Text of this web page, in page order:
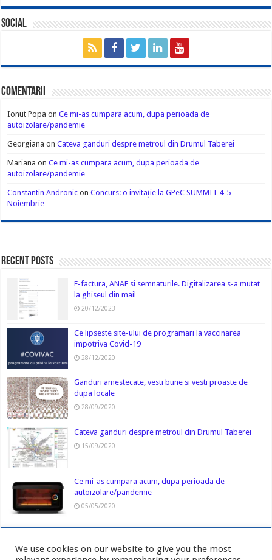
Social
Comentarii
Ionut Popa onCe mi-as cumpara acum, dupa perioada de
autoizolare/pandemie
Georgiana onCateva ganduri despre metroul din Drumul Taberei
Mariana onCe mi-as cumpara acum, dupa perioada de
autoizolare/pandemie
Constantin Andronic onConcurs: o invitație la GPeC SUMMIT 4-5
Noiembrie
Recent Posts
E-factura, ANAF si semnaturile. Digitalizarea s-a mutat
la ghiseul din mail
20/12/2023
Ce lipseste site-ului de programari la vaccinarea
impotriva Covid-19
28/12/2020
Ganduri amestecate, vesti bune si vesti proaste de
dupa locale
28/09/2020
Cateva ganduri despre metroul din Drumul Taberei
15/09/2020
Ce mi-as cumpara acum, dupa perioada de
autoizolare/pandemie
05/05/2020
We use cookies on our website to give you the most